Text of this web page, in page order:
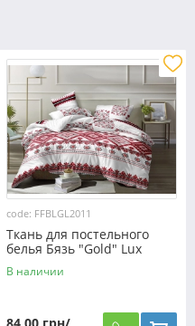
code: FFBLGL2011
Ткань для постельного
белья Бязь "Gold" Lux
"Украинский орнамент"
GL2011
В наличии